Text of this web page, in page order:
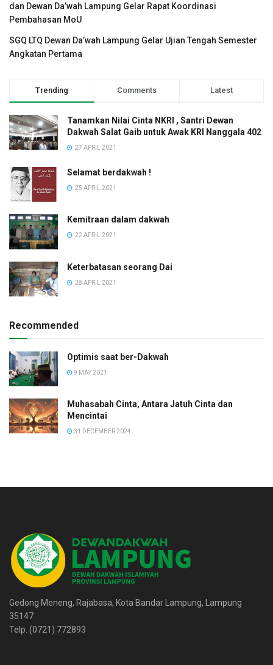
dan Dewan Da’wah Lampung Gelar Rapat Koordinasi
Pembahasan MoU
SGQ LTQ Dewan Da’wah Lampung Gelar Ujian Tengah Semester
Angkatan Pertama
Trending Comments Latest
Tanamkan Nilai Cinta NKRI , Santri Dewan
Dakwah Salat Gaib untuk Awak KRI Nanggala 402
27 APRIL 2021
Selamat berdakwah !
25 APRIL 2021
Kemitraan dalam dakwah
22 APRIL 2021
Keterbatasan seorang Dai
28 APRIL 2021
Recommended
Optimis saat ber-Dakwah
9 MAY 2021
Muhasabah Cinta, Antara Jatuh Cinta dan
Mencintai
31 DECEMBER 2024
Gedong Meneng, Rajabasa, Kota Bandar Lampung, Lampung
35147
Telp. (0721) 772893